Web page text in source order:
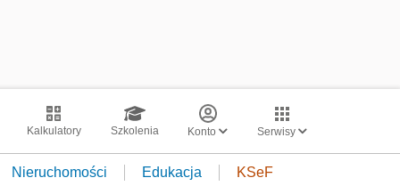
Kalkulatory Szkolenia Konto Serwisy
Nieruchomości Edukacja KSeF